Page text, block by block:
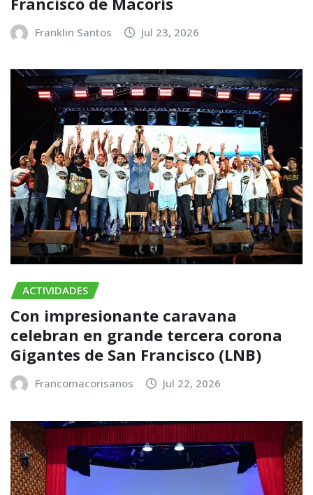
Franklin Santos Jul 23, 2026
ACTIVIDADES
Con impresionante caravana
celebran en grande tercera corona
Gigantes de San Francisco (LNB)
Francomacorisanos Jul 22, 2026